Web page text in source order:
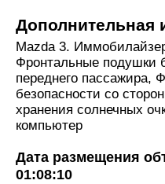
Дополнительная
Mazda 3.
Фронтальные подушки
переднего пассажира,
безопасности со
хранения солнечных
компьютер
Дата размещения
01:08:10